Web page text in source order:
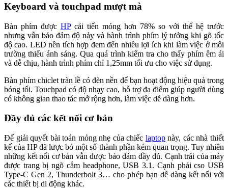
Keyboard và touchpad mượt mà
Bàn phím được HPcải tiến mỏng hơn 78% so với thế hệ trước
nhưng vẫn bảo đảm độ nảy và hành trình phím lý tưởng khi gõ tốc
độ cao. LED nền tích hợp đem đến nhiều lợi ích khi làm việc ở môi
trường thiếu ánh sáng. Qua quá trình kiểm tra cho thấy phím êm ái
và dễ chịu, hành trình phím chỉ 1,25mm tối ưu cho việc sử dụng.
Bàn phím chiclet tràn lề có đèn nền để bạn hoạt động hiệu quả trong
bóng tối. Touchpad có độ nhạy cao, hỗ trợ đa điểm giúp người dùng
có không gian thao tác mở rộng hơn, làm việc dễ dàng hơn.
Đầy đủ các kết nối cơ bản
Để giải quyết bài toán mỏng nhẹ của chiếc laptopnày, các nhà thiết
kế của HP đã lược bỏ một số thành phần kém quan trọng. Tuy nhiên
những kết nối cơ bản vẫn được bảo đảm đầy đủ. Cạnh trái của máy
được trang bị ngõ cắm headphone, USB 3.1. Cạnh phải cso USB
Type-C Gen 2, Thunderbolt 3… cho phép bạn dễ dàng kết nối với
các thiết bị di động khác.